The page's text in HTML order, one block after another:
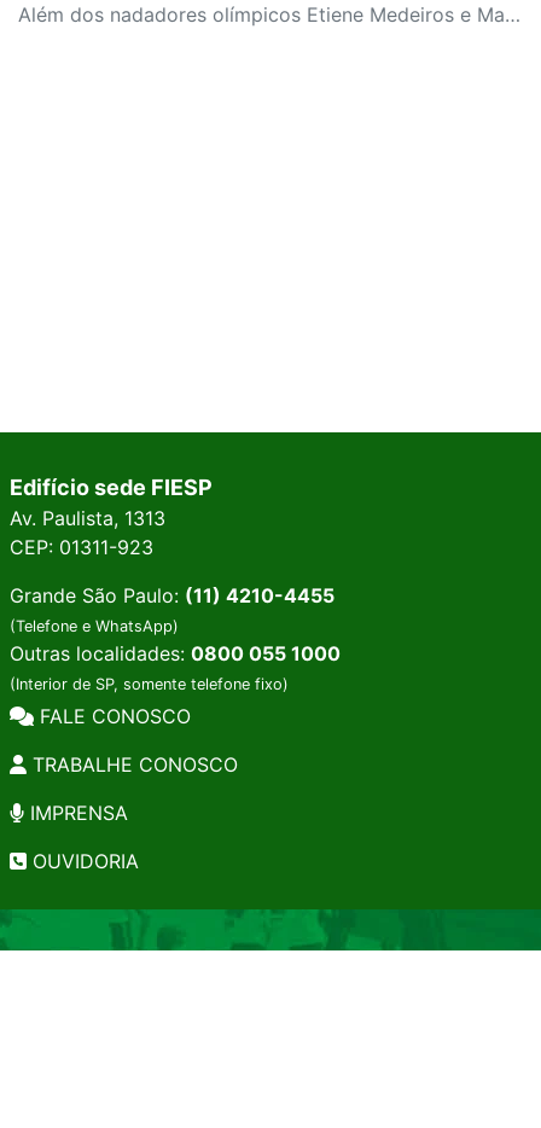
Além dos nadadores olímpicos Etiene Medeiros e Matheus Gonche, atletas veteranos, da base do Sesi-SP e vindos de outros clubes se integram ao time da indústria paulista
Edifício sede FIESP
Av. Paulista, 1313
CEP: 01311-923
Grande São Paulo: (11) 4210-4455
(Telefone e WhatsApp)
Outras localidades: 0800 055 1000
(Interior de SP, somente telefone fixo)
FALE CONOSCO
TRABALHE CONOSCO
IMPRENSA
OUVIDORIA
INSTITUCIONAL